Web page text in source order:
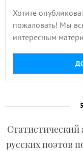
Хотите
пожаловать! Мы
интересным
Статистический
русских поэтов